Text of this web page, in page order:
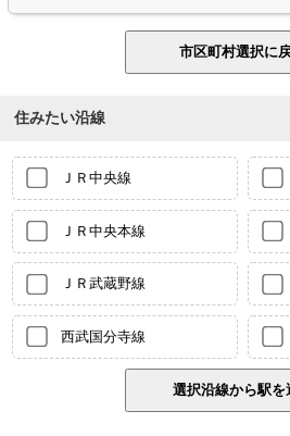
住みたい沿線
ＪＲ中央線
ＪＲ中央本線
ＪＲ武蔵野線
西武国分寺線